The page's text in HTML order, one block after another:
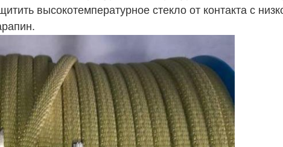
высокотемпературное стекло от контакта с